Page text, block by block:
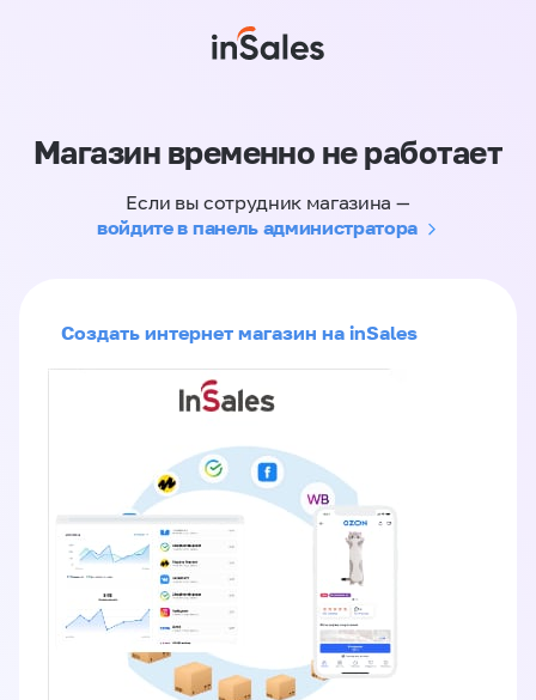
Магазин временно не работает
Если вы сотрудник магазина —
войдите в панель администратора
Создать интернет магазин на inSales